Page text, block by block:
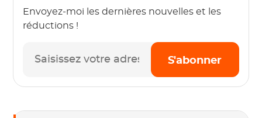
Envoyez-moi les dernières nouvelles et les
réductions !
S'abonner